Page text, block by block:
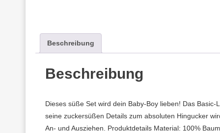
Beschreibung
Beschreibung
Dieses süße Set wird dein Baby-Boy lieben! Das
seine zuckersüßen Details zum absoluten Hingucker
An- und Ausziehen. Produktdetails Material: 100%